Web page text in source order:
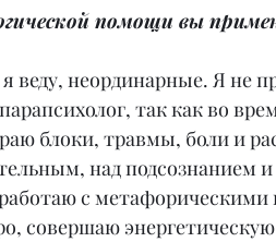
помощи вы
веду, неординарные. Я не
так как во
блоки, травмы, боли и
над подсознанием
с
совершаю